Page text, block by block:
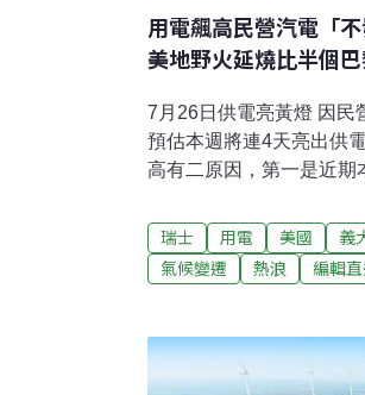
用電飆高民營汽電「
美地野火延燒比半個
7月26日供電亮黃燈 因民
預估本週將連4天亮出供
高有二原因，第一是近期
成長。她也強調白天太陽
電量仍無問題，對夜尖峰
報報導）老街溪魚群暴斃
面漂浮大片死魚，散發陣
日派員清除魚屍約達500
瑞士 用電 美國 義
氣候變遷
熱浪 編輯